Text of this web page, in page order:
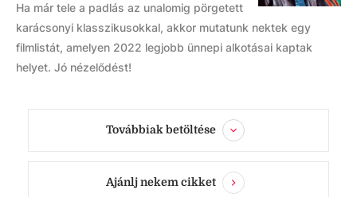
Ha már tele a padlás az unalomig pörgetett
karácsonyi klasszikusokkal, akkor mutatunk nektek egy
filmlistát, amelyen 2022 legjobb ünnepi alkotásai kaptak
helyet. Jó nézelődést!
Továbbiak betöltése
Ajánlj nekem cikket